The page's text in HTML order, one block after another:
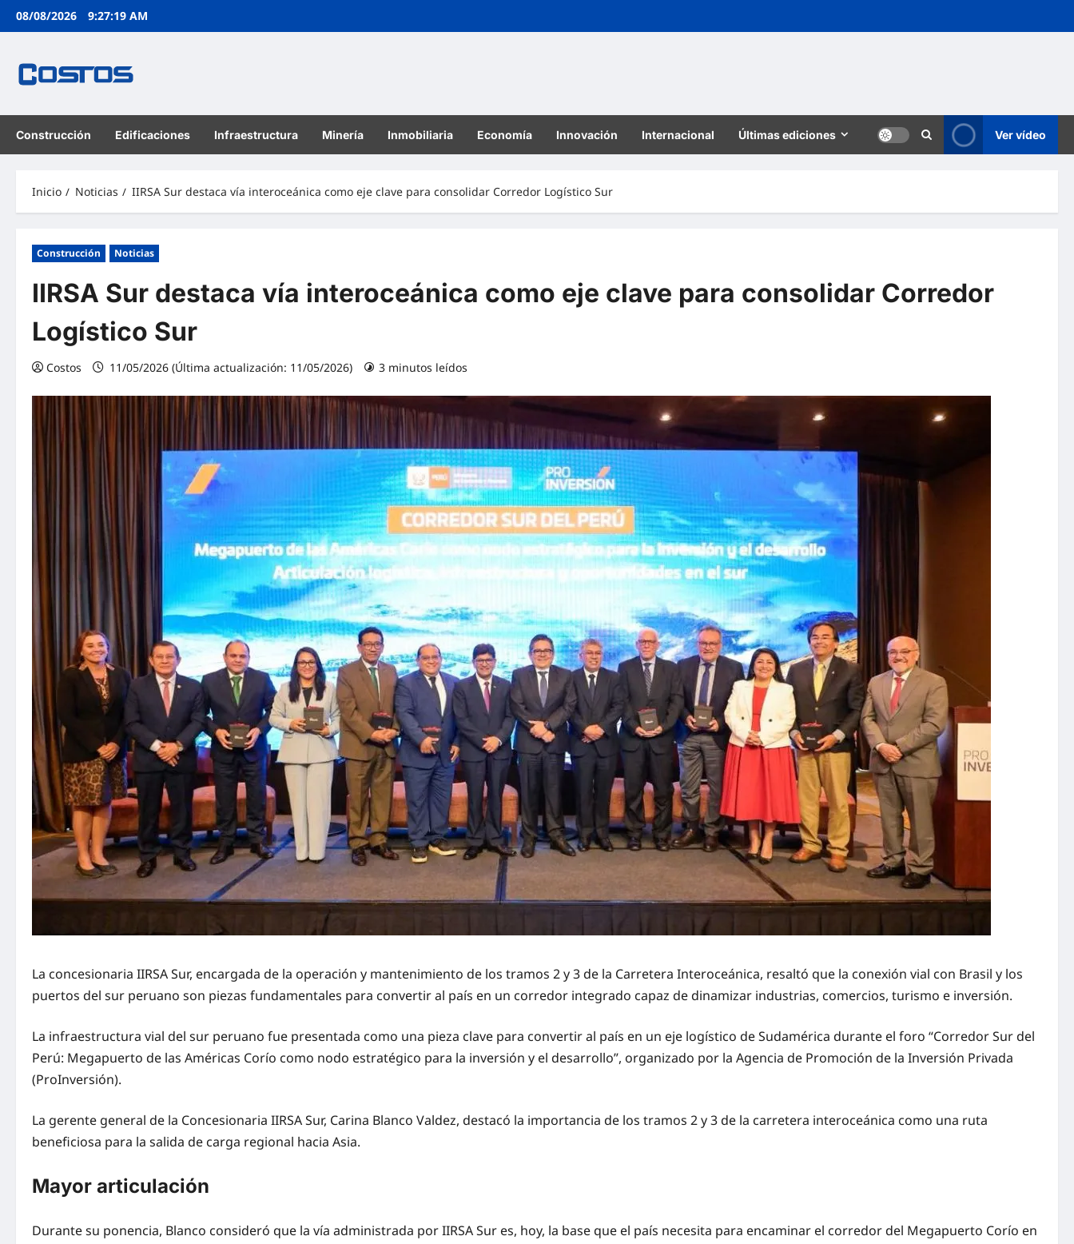
08/08/2026 9:27:21 AM
Construcción Edificaciones Infraestructura Minería Inmobiliaria Economía Innovación Internacional Últimas ediciones Ver vídeo
Inicio Noticias IIRSA Sur destaca vía interoceánica como eje clave para consolidar Corredor Logístico Sur
Construcción Noticias
IIRSA Sur destaca vía interoceánica como eje clave para consolidar Corredor
Logístico Sur
Costos 11/05/2026 (Última actualización: 11/05/2026) 3 minutos leídos
La concesionaria IIRSA Sur, encargada de la operación y mantenimiento de los tramos 2 y 3 de la Carretera Interoceánica, resaltó que la conexión vial con Brasil y los
puertos del sur peruano son piezas fundamentales para convertir al país en un corredor integrado capaz de dinamizar industrias, comercios, turismo e inversión.
La infraestructura vial del sur peruano fue presentada como una pieza clave para convertir al país en un eje logístico de Sudamérica durante el foro “Corredor Sur del
Perú: Megapuerto de las Américas Corío como nodo estratégico para la inversión y el desarrollo”, organizado por la Agencia de Promoción de la Inversión Privada
(ProInversión).
La gerente general de la Concesionaria IIRSA Sur, Carina Blanco Valdez, destacó la importancia de los tramos 2 y 3 de la carretera interoceánica como una ruta
beneficiosa para la salida de carga regional hacia Asia.
Mayor articulación
Durante su ponencia, Blanco consideró que la vía administrada por IIRSA Sur es, hoy, la base que el país necesita para encaminar el corredor del Megapuerto Corío en